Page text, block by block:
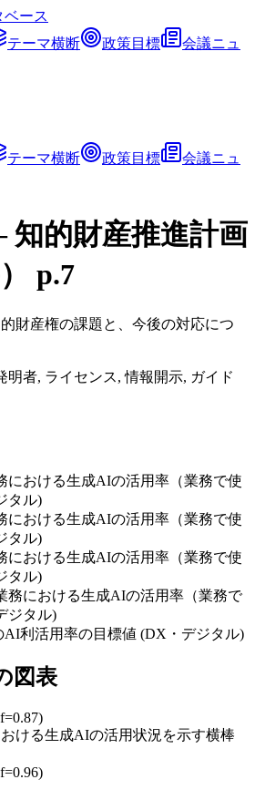
ース
テーマ横断 政策目標
会議ニュ
テーマ横断 政策目標
会議ニュ
知的財産推進計画
p.7
財産権の課題と、今後の対応につ
明者, ライセンス, 情報開示, ガイド
における生成AIの活用率（業務で使
タル)
における生成AIの活用率（業務で使
タル)
における生成AIの活用率（業務で使
タル)
務における生成AIの活用率（業務で
ジタル)
AI利活用率の目標値 (DX・デジタル)
図表
ける生成AIの活用状況を示す横棒